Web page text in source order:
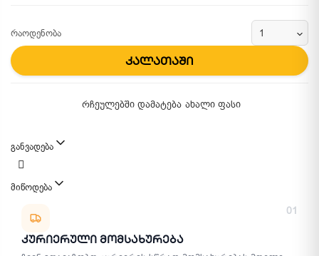
რაოდენობა
კალათაში
რჩეულებში დამატება ახალი ფასი
განვადება
მიწოდება
01
Კურიერული Მომსახურება